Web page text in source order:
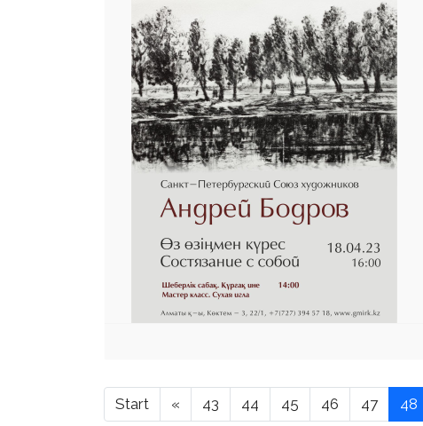
Start « 43 44 45 46 47 48